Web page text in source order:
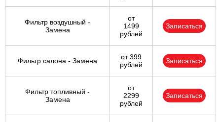
Фильтр воздушный -
Замена
от
1499
рублей
Записаться
Фильтр салона - Замена
от 399
рублей
Записаться
Фильтр топливный -
Замена
от
2299
рублей
Записаться